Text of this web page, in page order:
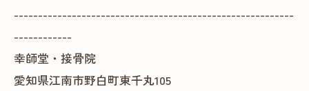
----------------------------------------------------------
------------
幸師堂・接骨院
愛知県江南市野白町東千丸105